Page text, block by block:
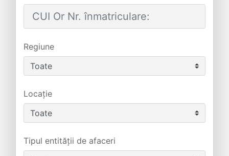
Regiune
Locație
Tipul entității de afaceri